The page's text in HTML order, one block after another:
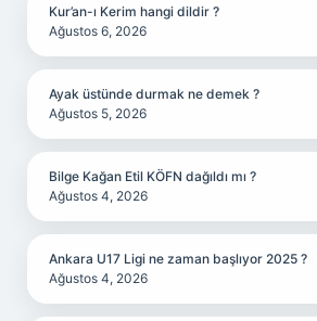
Kur’an-ı Kerim hangi dildir ?
Ağustos 6, 2026
Ayak üstünde durmak ne demek ?
Ağustos 5, 2026
Bilge Kağan Etil KÖFN dağıldı mı ?
Ağustos 4, 2026
Ankara U17 Ligi ne zaman başlıyor 2025 ?
Ağustos 4, 2026